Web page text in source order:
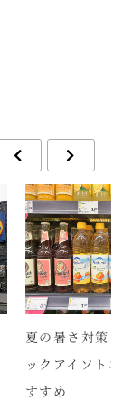
夏の暑さ対策
ックアイソト
すすめ